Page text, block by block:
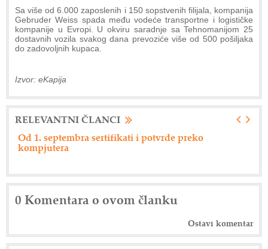
Sa više od 6.000 zaposlenih i 150 sopstvenih filijala, kompanija
Gebruder Weiss spada među vodeće transportne i logističke
kompanije u Evropi. U okviru saradnje sa Tehnomanijom 25
dostavnih vozila svakog dana prevoziće više od 500 pošiljaka
do zadovoljnih kupaca.
Izvor: eKapija
RELEVANTNI ČLANCI
Od 1. septembra sertifikati i potvrde preko
kompjutera
0 Komentara o ovom članku
Ostavi komentar